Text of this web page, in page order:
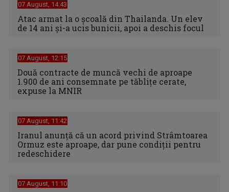
07 August, 14:43
Atac armat la o școală din Thailanda. Un elev
de 14 ani și-a ucis bunicii, apoi a deschis focul
07 August, 12:15
Două contracte de muncă vechi de aproape
1.900 de ani consemnate pe tăblițe cerate,
expuse la MNIR
07 August, 11:42
Iranul anunță că un acord privind Strâmtoarea
Ormuz este aproape, dar pune condiții pentru
redeschidere
07 August, 11:10